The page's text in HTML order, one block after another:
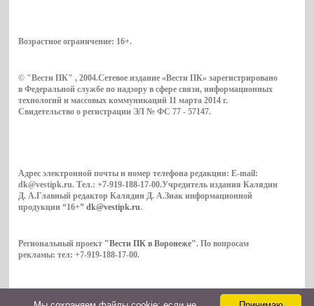
Возрастное ограничение: 16+.
© "Вести ПК" , 2004.Сетевое издание «Вести ПК» зарегистрировано
в Федеральной службе по надзору в сфере связи, информационных
технологий и массовых коммуникаций 11 марта 2014 г.
Свидетельство о регистрации ЭЛ № ФС 77 - 57147.
Адрес электронной почты и номер телефона редакции: E-mail:
dk@vestipk.ru. Тел.: +7-919-188-17-00.Учредитель издания Калядин
Д. А.Главный редактор Калядин Д. А.Знак информационной
продукции “16+”dk@vestipk.ru.
Региональный проект "Вести ПК в Воронеже". По вопросам
рекламы: тел: +7-919-188-17-00.